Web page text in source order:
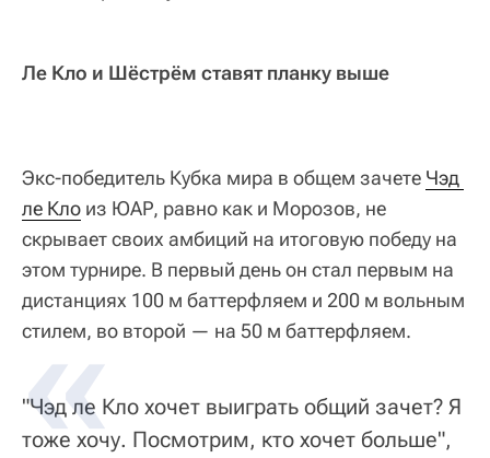
Ле Кло и Шёстрём ставят планку выше
Экс-победитель Кубка мира в общем зачете Чэд
ле Кло из ЮАР, равно как и Морозов, не
скрывает своих амбиций на итоговую победу на
этом турнире. В первый день он стал первым на
дистанциях 100 м баттерфляем и 200 м вольным
стилем, во второй — на 50 м баттерфляем.
"Чэд ле Кло хочет выиграть общий зачет? Я
тоже хочу. Посмотрим, кто хочет больше",